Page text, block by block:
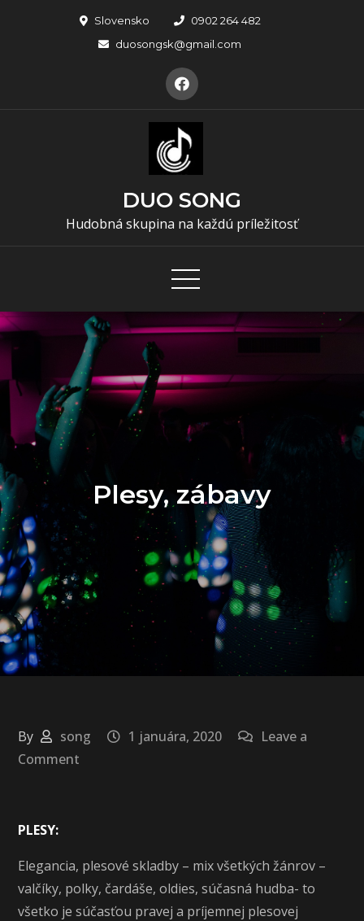
Slovensko
0902 264 482
duosongsk@gmail.com
DUO SONG
Hudobná skupina na každú príležitosť
Plesy, zábavy
By song 1 januára, 2020
Leave a
Comment
PLESY:
Elegancia, plesové skladby – mix všetkých žánrov –
valčíky, polky, čardáše, oldies, súčasná hudba- to
všetko je súčasťou pravej a príjemnej plesovej